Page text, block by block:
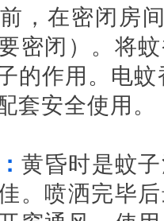
，在密闭房
密闭）。将
的作用。电
套安全使用。
黄昏时是蚊
。喷洒完毕